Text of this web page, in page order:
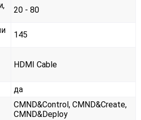
20 - 80
145
HDMI Cable
да
CMND&Control, CMND&Create,
CMND&Deploy